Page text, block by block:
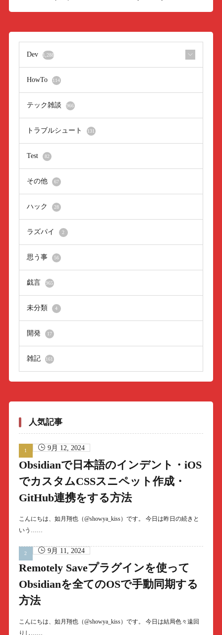
Dev 1,288
HowTo 114
テック雑談 966
トラブルシュート 131
Test 82
その他 67
ハック 28
ラズパイ 2
思う事 56
戯言 965
未分類 4
開発 17
雑記 161
人気記事
9月 12, 2024
Obsidianで日本語のインデント・iOS
でカスタムCSSスニペット作成・
GitHub連携をする方法
こんにちは、如月翔也（@showya_kiss）です。 今日は昨日の続きと
いう……
9月 11, 2024
Remotely Saveプラグインを使って
Obsidianを全てのOSで手動同期する
方法
こんにちは、如月翔也（@showya_kiss）です。 今日は結局色々遠回
りし……